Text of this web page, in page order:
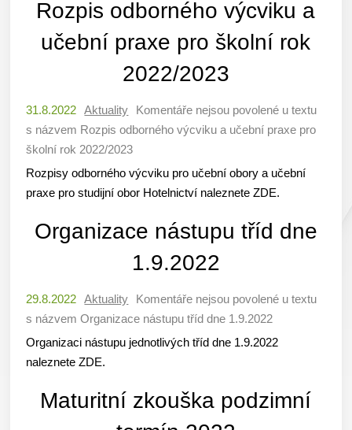
Rozpis odborného výcviku a
učební praxe pro školní rok
2022/2023
31.8.2022 Aktuality Komentáře nejsou povolené u textu
s názvem Rozpis odborného výcviku a učební praxe pro
školní rok 2022/2023
Rozpisy odborného výcviku pro učební obory a učební
praxe pro studijní obor Hotelnictví naleznete ZDE.
Organizace nástupu tříd dne
1.9.2022
29.8.2022 Aktuality Komentáře nejsou povolené u textu
s názvem Organizace nástupu tříd dne 1.9.2022
Organizaci nástupu jednotlivých tříd dne 1.9.2022
naleznete ZDE.
Maturitní zkouška podzimní